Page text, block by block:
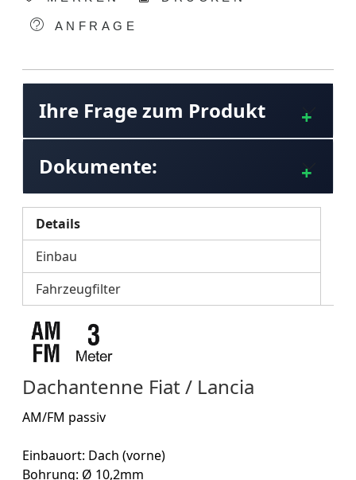
ANFRAGE
Ihre Frage zum Produkt
Dokumente:
Details
Einbau
Fahrzeugfilter
Dachantenne Fiat / Lancia
AM/FM passiv
Einbauort: Dach (vorne)
Bohrung: Ø 10,2mm